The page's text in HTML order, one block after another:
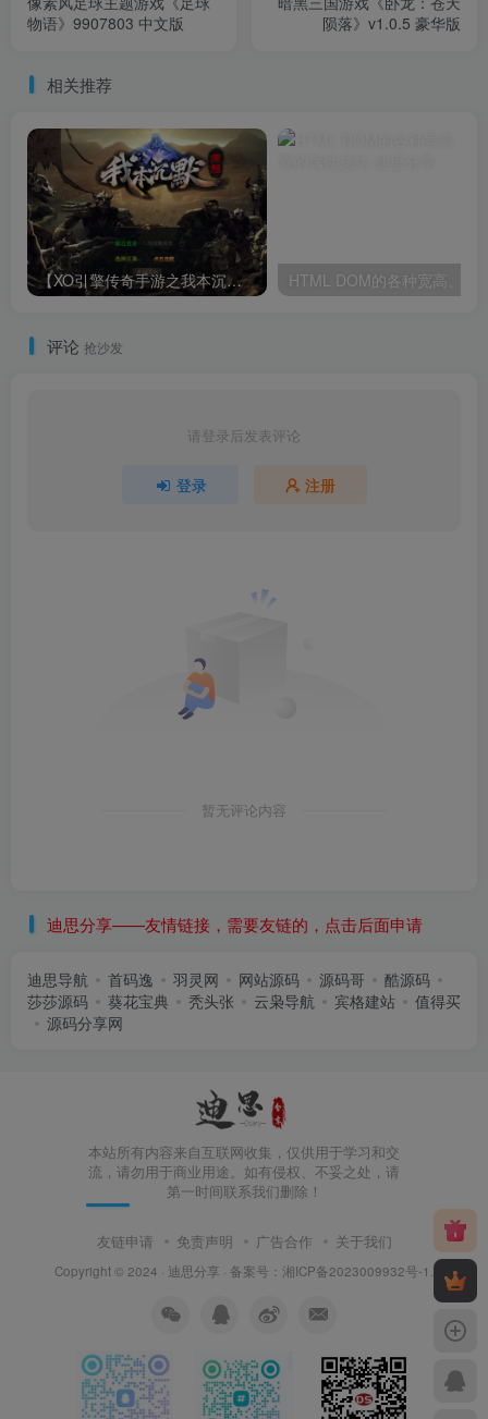
物语》9907803 中文版
陨落》v1.0.5 豪华版
相关推荐
【XO引擎传奇手游之我本沉默经典版-附带加密工具】XO三端引擎三职业传奇手游-最新打包Win服务端源码视频架设教程-经典复古-PC安卓苹果三端互通！
评论 抢沙发
请登录后发表评论
登录 注册
暂无评论内容
迪思分享——友情链接，需要友链的，点击后面申请
迪思导航 首码逸 羽灵网 网站源码 源码哥
酷源码
莎莎源码
葵花宝典 秃头张 云枭导航 宾格建站
值得买
源码分享网
本站所有内容来自互联网收集，仅供用于学习和交
流，请勿用于商业用途。如有侵权、不妥之处，请
第一时间联系我们删除！
友链申请 免责声明 广告合作 关于我们
Copyright © 2024 · 迪思分享 · 备案号： 湘ICP备2023009932号-1